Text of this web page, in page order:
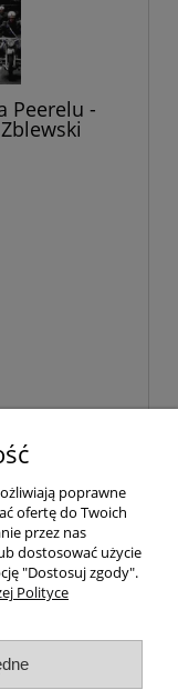
Peerelu -
poprawne
ofertę do Twoich
przez nas
dostosować użycie
"Dostosuj zgody".
Polityce